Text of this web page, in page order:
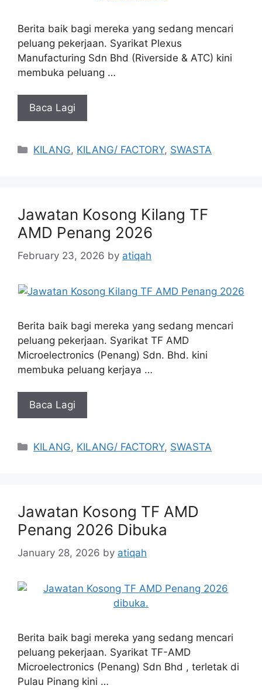
Berita baik bagi mereka yang sedang mencari
peluang pekerjaan. Syarikat Plexus
Manufacturing Sdn Bhd (Riverside & ATC) kini
membuka peluang …
Baca Lagi
Categories
KILANG, KILANG/ FACTORY, SWASTA
Jawatan Kosong Kilang TF
AMD Penang 2026
February 23, 2026 by atiqah
Berita baik bagi mereka yang sedang mencari
peluang pekerjaan. Syarikat TF AMD
Microelectronics (Penang) Sdn. Bhd. kini
membuka peluang kerjaya …
Baca Lagi
Categories
KILANG, KILANG/ FACTORY, SWASTA
Jawatan Kosong TF AMD
Penang 2026 Dibuka
January 28, 2026 by atiqah
Berita baik bagi mereka yang sedang mencari
peluang pekerjaan. Syarikat TF-AMD
Microelectronics (Penang) Sdn Bhd , terletak di
Pulau Pinang kini …